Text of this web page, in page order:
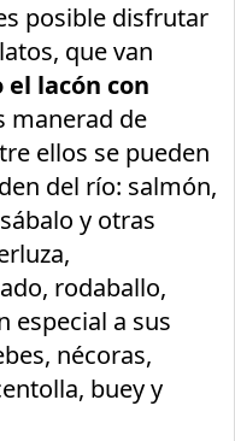
posible disfrutar
que van
el lacón con
manerad de
ellos se pueden
del río: salmón,
y otras
rodaballo,
especial a sus
nécoras,
buey y